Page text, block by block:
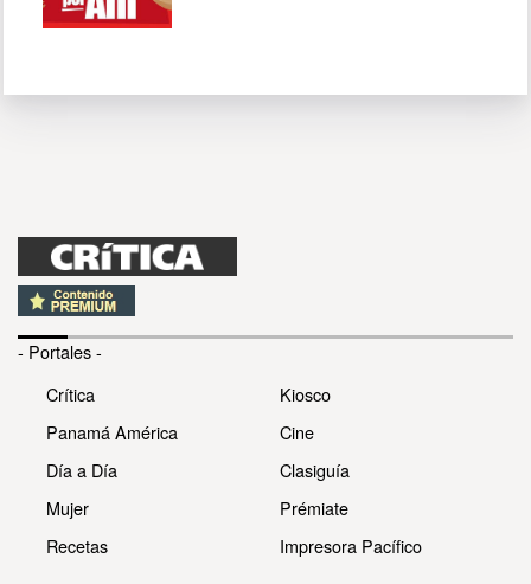
- Portales -
Crítica
Panamá América
Día a Día
Mujer
Recetas
Kiosco
Cine
Clasiguía
Prémiate
Impresora Pacífico